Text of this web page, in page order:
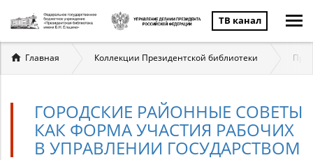
ТВ канал
Вы
здесь
Главная Коллекции Президентской библиотеки
ГОРОДСКИЕ РАЙОННЫЕ СОВЕТЫ
КАК ФОРМА УЧАСТИЯ РАБОЧИХ
В УПРАВЛЕНИИ ГОСУДАРСТВОМ